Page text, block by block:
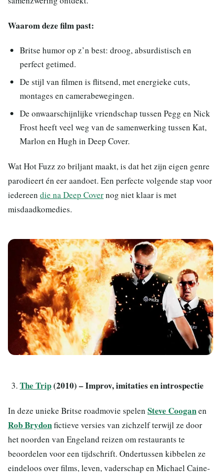
Waarom deze film past:
Britse humor op z’n best: droog, absurdistisch en
perfect getimed.
De stijl van filmen is flitsend, met energieke cuts,
montages en camerabewegingen.
De onwaarschijnlijke vriendschap tussen Pegg en Nick
Frost heeft veel weg van de samenwerking tussen Kat,
Marlon en Hugh in Deep Cover.
Wat Hot Fuzz zo briljant maakt, is dat het zijn eigen genre
parodieert én eer aandoet. Een perfecte volgende stap voor
iedereen die na Deep Covernog niet klaar is met
misdaadkomedies.
The Trip(2010) – Improv, imitaties en introspectie
In deze unieke Britse roadmovie spelen Steve Cooganen
Rob Brydonfictieve versies van zichzelf terwijl ze door
het noorden van Engeland reizen om restaurants te
beoordelen voor een tijdschrift. Ondertussen kibbelen ze
eindeloos over films, leven, vaderschap en Michael Caine-